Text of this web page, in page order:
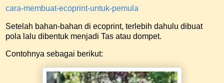
cara-membuat-ecoprint-untuk-pemula
Setelah bahan-bahan di ecoprint, terlebih dahulu dibuat
pola lalu dibentuk menjadi Tas atau dompet.
Contohnya sebagai berikut: